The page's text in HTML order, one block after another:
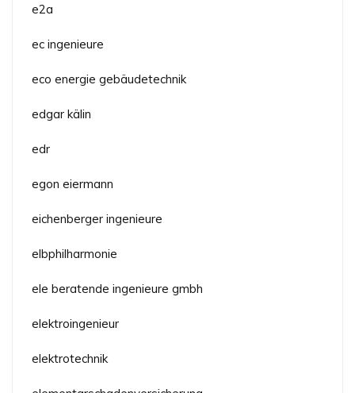
e2a
ec ingenieure
eco energie gebäudetechnik
edgar kälin
edr
egon eiermann
eichenberger ingenieure
elbphilharmonie
ele beratende ingenieure gmbh
elektroingenieur
elektrotechnik